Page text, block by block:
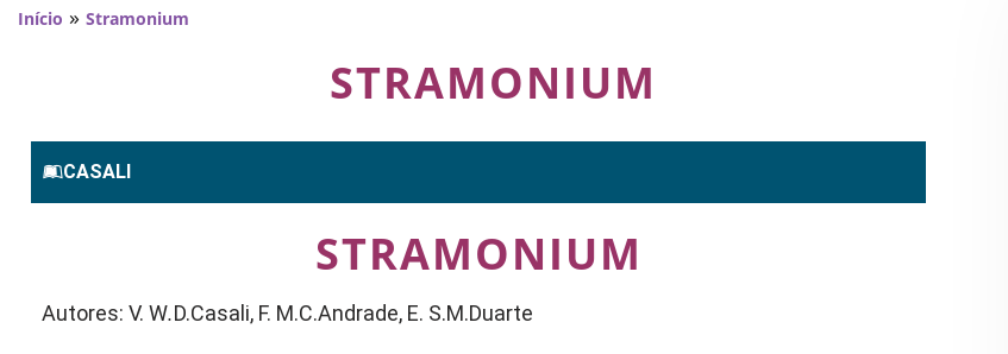
Início » Stramonium
STRAMONIUM
CASALI
STRAMONIUM
Autores: V. W.D.Casali, F. M.C.Andrade, E. S.M.Duarte